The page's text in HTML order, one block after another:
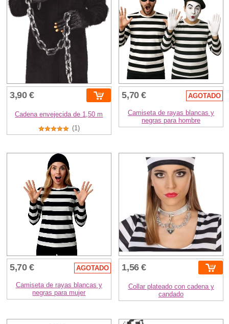
3,90 €
Cadena envejecida de 1,50 m
(1)
5,70 € AGOTADO
Camiseta de rayas blancas y
negras para hombre
5,70 € AGOTADO
Camiseta de rayas blancas y
negras para mujer
1,56 €
Collar plateado con cadena y
candado